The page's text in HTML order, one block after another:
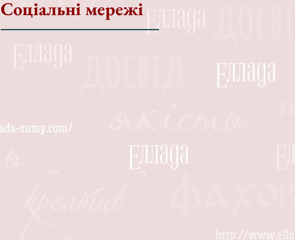
Соціальні мережі